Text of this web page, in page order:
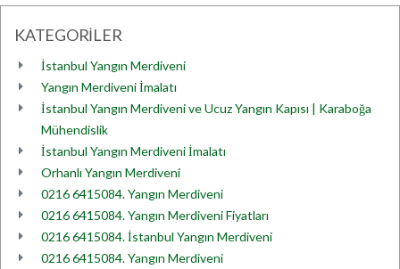
KATEGORİLER
İstanbul Yangın Merdiveni
Yangın Merdiveni İmalatı
İstanbul Yangın Merdiveni ve Ucuz Yangın Kapısı | Karaboğa
Mühendislik
İstanbul Yangın Merdiveni İmalatı
Orhanlı Yangın Merdiveni
0216 6415084. Yangın Merdiveni
0216 6415084. Yangın Merdiveni Fiyatları
0216 6415084. İstanbul Yangın Merdiveni
0216 6415084. Yangın Merdiveni